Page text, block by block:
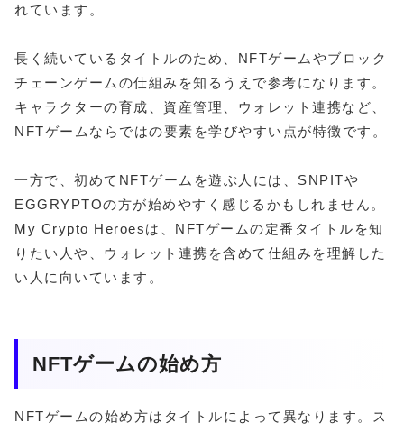
れています。
長く続いているタイトルのため、NFTゲームやブロック
チェーンゲームの仕組みを知るうえで参考になります。
キャラクターの育成、資産管理、ウォレット連携など、
NFTゲームならではの要素を学びやすい点が特徴です。
一方で、初めてNFTゲームを遊ぶ人には、SNPITや
EGGRYPTOの方が始めやすく感じるかもしれません。
My Crypto Heroesは、NFTゲームの定番タイトルを知
りたい人や、ウォレット連携を含めて仕組みを理解した
い人に向いています。
NFTゲームの始め方
NFTゲームの始め方はタイトルによって異なります。ス